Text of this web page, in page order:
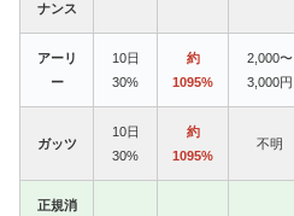
ナンス
アーリ
ー
10日
30%
約
1095%
2,000〜
3,000円
ガッツ
10日
30%
約
1095%
不明
正規消